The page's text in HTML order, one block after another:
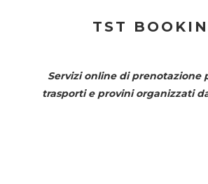
TST
Servizi online di prenotazione
trasporti e provini organizzati